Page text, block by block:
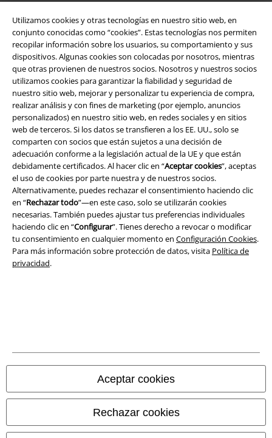
Utilizamos cookies y otras tecnologías en nuestro sitio web, en
conjunto conocidas como “cookies”. Estas tecnologías nos permiten
recopilar información sobre los usuarios, su comportamiento y sus
dispositivos. Algunas cookies son colocadas por nosotros, mientras
que otras provienen de nuestros socios. Nosotros y nuestros socios
utilizamos cookies para garantizar la fiabilidad y seguridad de
nuestro sitio web, mejorar y personalizar tu experiencia de compra,
realizar análisis y con fines de marketing (por ejemplo, anuncios
personalizados) en nuestro sitio web, en redes sociales y en sitios
web de terceros. Si los datos se transfieren a los EE. UU., solo se
comparten con socios que están sujetos a una decisión de
adecuación conforme a la legislación actual de la UE y que están
debidamente certificados. Al hacer clic en “Aceptar cookies”, aceptas
el uso de cookies por parte nuestra y de nuestros socios.
Alternativamente, puedes rechazar el consentimiento haciendo clic
en “Rechazar todo”—en este caso, solo se utilizarán cookies
necesarias. También puedes ajustar tus preferencias individuales
haciendo clic en “Configurar”. Tienes derecho a revocar o modificar
tu consentimiento en cualquier momento en Configuración Cookies.
Para más información sobre protección de datos, visita Política de
privacidad.
Aceptar cookies
Rechazar cookies
Legal
Términos y Condiciones
Aviso Legal
Ley protección de datos
Eliminación de residuos y protección del medioambiente
Declaración de Conformidad
© 1986-2026 E.M.P. Merchandising HGmbH